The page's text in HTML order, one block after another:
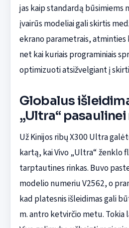
jas kaip standardą būsimiems
įvairūs modeliai gali skirtis
ekrano parametrais, atminties
net kai kuriais programiniais
optimizuoti atsižvelgiant į
Globalus
„Ultra“
Už Kinijos ribų X300 Ultra
kartą, kai Vivo „Ultra“ ženklo
tarptautines rinkas. Buvo
modelio numeriu V2562, o
kad platesnis išleidimas gali
m. antro ketvirčio metu.